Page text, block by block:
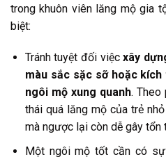
trong khuôn viên lăng mộ gia
biệt:
Tránh tuyệt đối việcxây
màu sắc sặc sỡ hoặc
ngôi mộ xung quanh. Theo
thái quá lăng mộ của trẻ
mà ngược lại còn dễ gây tổn
Một ngôi mộ tốt cần có